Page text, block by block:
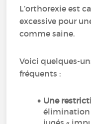
L’orthorexie est
excessive pour
comme saine.
Voici quelques-
fréquents :
Une
élimination